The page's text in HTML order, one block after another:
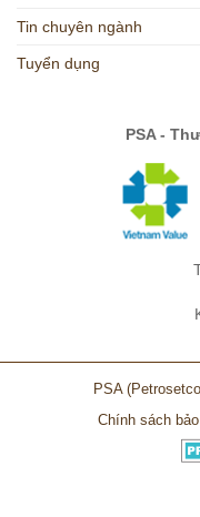
Tin chuyên ngành
Tuyển dụng
PSA -
PSA
Chính sách